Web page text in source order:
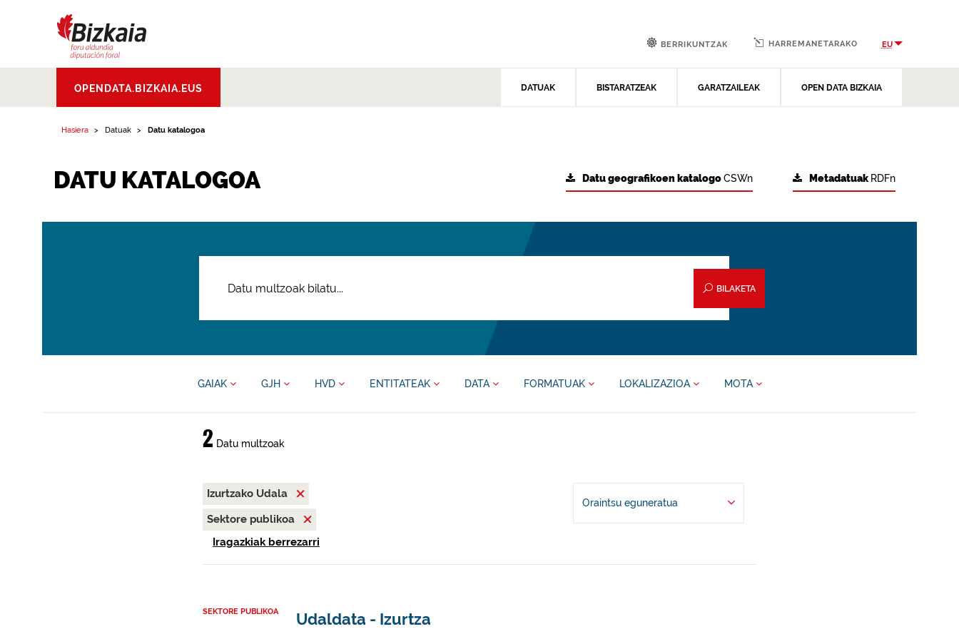
Aldundia.Diputacion
Foral de Bizkaia
OPENDATA.BIZKAIA.EUS DATUAK BISTARATZEAK GARATZAILEAK OPEN DATA BIZKAIA
BERRIKUNTZAK HARREMANETARAKO EU
Hasiera Datuak Datu katalogoa
DATU KATALOGOA Metadatuak RDFn
Datu geografikoen katalogoCSWn
BILAKETA
GAIAK GJH HVD ENTITATEAK DATA FORMATUAK LOKALIZAZIOA MOTA
2 Datu multzoak
Izurtzako Udala
Sektore publikoa
Iragazkiak berrezarri
Oraintsu eguneratua
SEKTORE PUBLIKOA Udaldata - Izurtza